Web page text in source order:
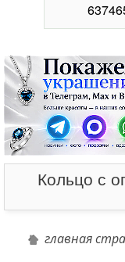
Кольцо с
главная